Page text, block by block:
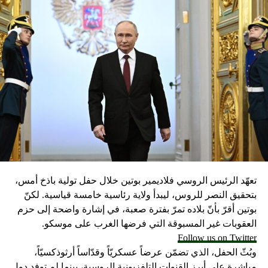
تعهّد الرئيس الروسي فلاديمير بوتين خلال حفل تولية باذخ أمس،
بتحقيق النصر للروس، ليبدأ ولاية رئاسية خامسة قياسية. لكنّ
بوتين أقرّ بأنّ بلاده تمرّ بفترة صعبة، في إشارة واضحة إلى حزم
العقوبات غير المسبوقة التي فرضها الغرب على موسكو.
Follow us on Twitter
وبُثّ الحفل، الذي تضمّن عرضاً عسكريّاً وقدّاساً أرثوذكسيّاً،